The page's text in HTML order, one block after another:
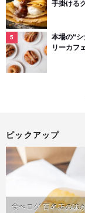
手掛ける
本場の“
リーカフ
ピックアップ
食べログ 百名店の味